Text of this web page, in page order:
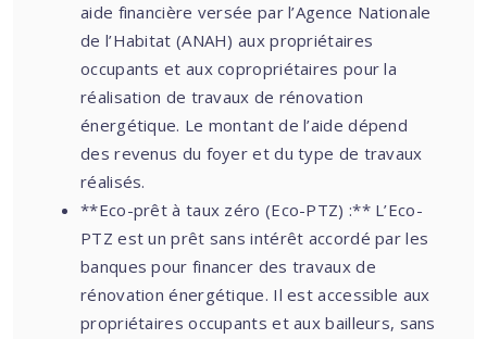
aide financière versée par l’Agence Nationale
de l’Habitat (ANAH) aux propriétaires
occupants et aux copropriétaires pour la
réalisation de travaux de rénovation
énergétique. Le montant de l’aide dépend
des revenus du foyer et du type de travaux
réalisés.
**Eco-prêt à taux zéro (Eco-PTZ) :** L’Eco-
PTZ est un prêt sans intérêt accordé par les
banques pour financer des travaux de
rénovation énergétique. Il est accessible aux
propriétaires occupants et aux bailleurs, sans